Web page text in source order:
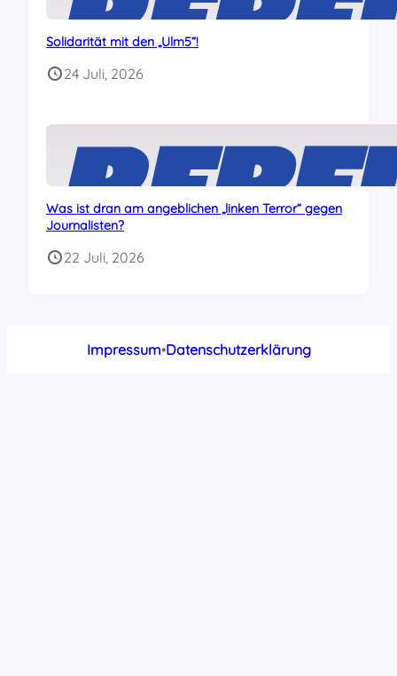
Solidarität mit den „Ulm5“!
24 Juli, 2026
Was ist dran am angeblichen „linken Terror“ gegen
Journalisten?
22 Juli, 2026
Impressum•Datenschutzerklärung